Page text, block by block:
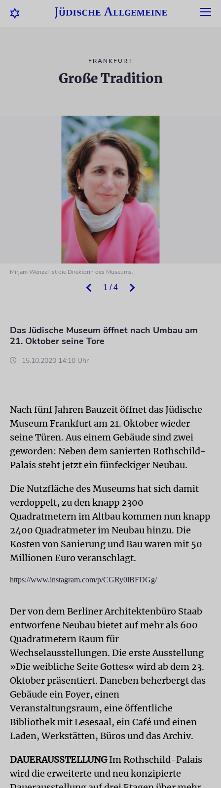
FRANKFURT
Große Tradition
1 / 4
Mirjam Wenzel ist die Direktorin des Museums.
Das Jüdische Museum öffnet nach Umbau am
21. Oktober seine Tore
15.10.2020 14:10 Uhr
Nach fünf Jahren Bauzeit öffnet das Jüdische
Museum Frankfurt am 21. Oktober wieder
seine Türen. Aus einem Gebäude sind zwei
geworden: Neben dem sanierten Rothschild-
Palais steht jetzt ein fünfeckiger Neubau.
Die Nutzfläche des Museums hat sich damit
verdoppelt, zu den knapp 2300
Quadratmetern im Altbau kommen nun knapp
2400 Quadratmeter im Neubau hinzu. Die
Kosten von Sanierung und Bau waren mit 50
Millionen Euro veranschlagt.
https://www.instagram.com/p/CGRy0lBFDGg/
Der von dem Berliner Architektenbüro Staab
entworfene Neubau bietet auf mehr als 600
Quadratmetern Raum für
Wechselausstellungen. Die erste Ausstellung
»Die weibliche Seite Gottes« wird ab dem 23.
Oktober präsentiert. Daneben beherbergt das
Gebäude ein Foyer, einen
Veranstaltungsraum, eine öffentliche
Bibliothek mit Lesesaal, ein Café und einen
Laden, Werkstätten, Büros und das Archiv.
DAUERAUSSTELLUNGIm Rothschild-Palais
wird die erweiterte und neu konzipierte